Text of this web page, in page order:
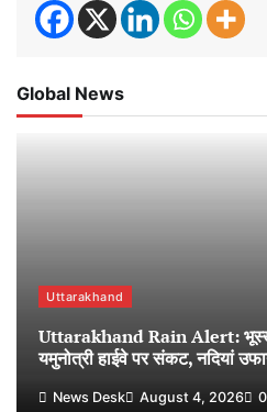
Global News
Uttarakhand
Uttarakhand Rain Alert:
यमुनोत्री हाईवे पर संकट, नदियां
News Desk August 4, 2026 0